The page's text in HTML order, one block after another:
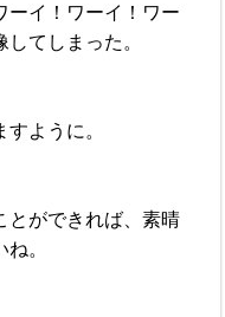
ーイ！ワーイ！ワー
てしまった。
ように。
とができれば、素晴
。